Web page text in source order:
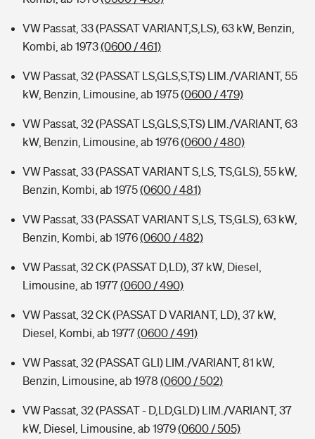
VW Passat, 33 (PASSAT VARIANT,S,LS), 63 kW, Benzin,
Kombi, ab 1973(0600 / 461)
VW Passat, 32 (PASSAT LS,GLS,S,TS) LIM./VARIANT, 55
kW, Benzin, Limousine, ab 1975(0600 / 479)
VW Passat, 32 (PASSAT LS,GLS,S,TS) LIM./VARIANT, 63
kW, Benzin, Limousine, ab 1976(0600 / 480)
VW Passat, 33 (PASSAT VARIANT S,LS, TS,GLS), 55 kW,
Benzin, Kombi, ab 1975(0600 / 481)
VW Passat, 33 (PASSAT VARIANT S,LS, TS,GLS), 63 kW,
Benzin, Kombi, ab 1976(0600 / 482)
VW Passat, 32 CK (PASSAT D,LD), 37 kW, Diesel,
Limousine, ab 1977(0600 / 490)
VW Passat, 32 CK (PASSAT D VARIANT, LD), 37 kW,
Diesel, Kombi, ab 1977(0600 / 491)
VW Passat, 32 (PASSAT GLI) LIM./VARIANT, 81 kW,
Benzin, Limousine, ab 1978 (0600 / 502)
VW Passat, 32 (PASSAT - D,LD,GLD) LIM./VARIANT, 37
kW, Diesel, Limousine, ab 1979(0600 / 505)